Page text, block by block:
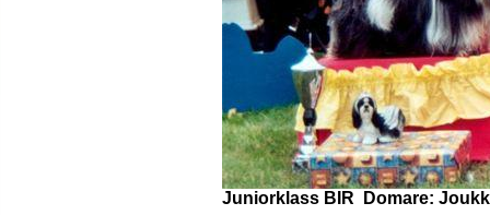
Juniorklass BIR Domare: